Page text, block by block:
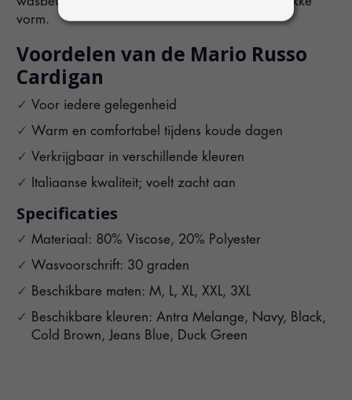
vorm.
Voordelen van de Mario Russo
Cardigan
Voor iedere gelegenheid
Warm en comfortabel tijdens koude dagen
Verkrijgbaar in verschillende kleuren
Italiaanse kwaliteit; voelt zacht aan
Specificaties
Materiaal: 80% Viscose, 20% Polyester
Wasvoorschrift: 30 graden
Beschikbare maten: M, L, XL, XXL, 3XL
Beschikbare kleuren: Antra Melange, Navy, Black,
Cold Brown, Jeans Blue, Duck Green